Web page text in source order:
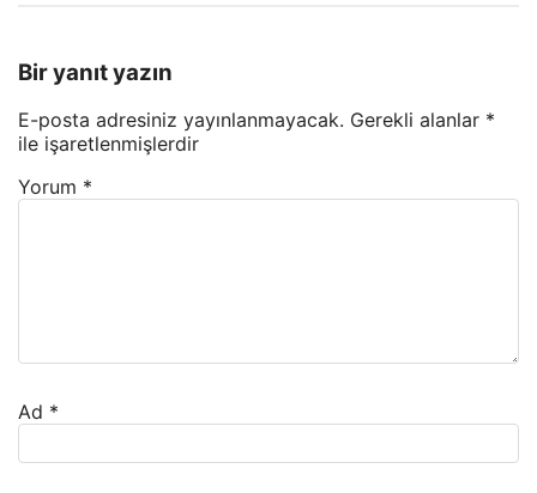
Bir yanıt yazın
E-posta adresiniz yayınlanmayacak. Gerekli alanlar *
ile işaretlenmişlerdir
Yorum *
Ad *